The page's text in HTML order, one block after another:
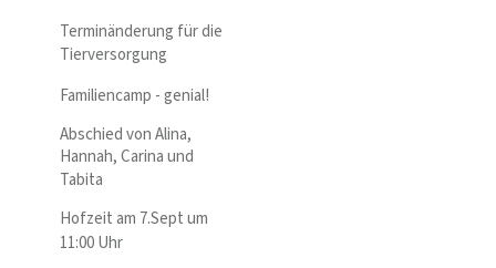
Terminänderung für die
Tierversorgung
Familiencamp - genial!
Abschied von Alina,
Hannah, Carina und
Tabita
Hofzeit am 7.Sept um
11:00 Uhr